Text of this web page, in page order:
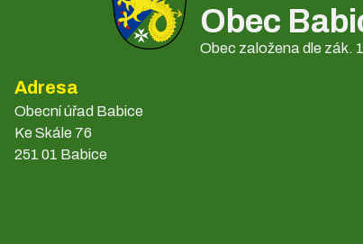
Obec
Obec založena dle zák.
Adresa
Obecní úřad Babice
Ke Skále 76
251 01 Babice